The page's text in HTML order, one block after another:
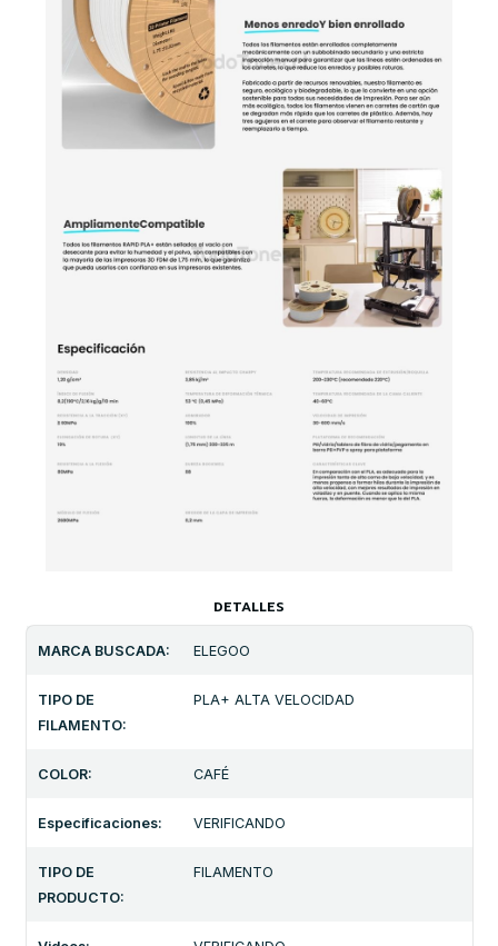
DETALLES
MARCA BUSCADA: ELEGOO
TIPO DE
FILAMENTO:
PLA+ ALTA VELOCIDAD
COLOR: CAFÉ
Especificaciones: VERIFICANDO
TIPO DE
PRODUCTO:
FILAMENTO